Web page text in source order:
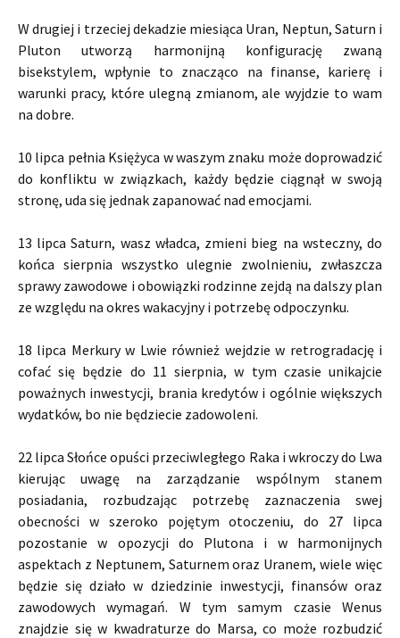
W drugiej i trzeciej dekadzie miesiąca Uran, Neptun, Saturn i
Pluton utworzą harmonijną konfigurację zwaną
bisekstylem, wpłynie to znacząco na finanse, karierę i
warunki pracy, które ulegną zmianom, ale wyjdzie to wam
na dobre.
10 lipca pełnia Księżyca w waszym znaku może doprowadzić
do konfliktu w związkach, każdy będzie ciągnął w swoją
stronę, uda się jednak zapanować nad emocjami.
13 lipca Saturn, wasz władca, zmieni bieg na wsteczny, do
końca sierpnia wszystko ulegnie zwolnieniu, zwłaszcza
sprawy zawodowe i obowiązki rodzinne zejdą na dalszy plan
ze względu na okres wakacyjny i potrzebę odpoczynku.
18 lipca Merkury w Lwie również wejdzie w retrogradację i
cofać się będzie do 11 sierpnia, w tym czasie unikajcie
poważnych inwestycji, brania kredytów i ogólnie większych
wydatków, bo nie będziecie zadowoleni.
22 lipca Słońce opuści przeciwległego Raka i wkroczy do Lwa
kierując uwagę na zarządzanie wspólnym stanem
posiadania, rozbudzając potrzebę zaznaczenia swej
obecności w szeroko pojętym otoczeniu, do 27 lipca
pozostanie w opozycji do Plutona i w harmonijnych
aspektach z Neptunem, Saturnem oraz Uranem, wiele więc
będzie się działo w dziedzinie inwestycji, finansów oraz
zawodowych wymagań. W tym samym czasie Wenus
znajdzie się w kwadraturze do Marsa, co może rozbudzić